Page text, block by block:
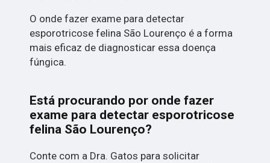
O onde fazer exame para detectar
esporotricose felina São Lourenço é a forma
mais eficaz de diagnosticar essa doença
fúngica.
Está procurando por onde fazer
exame para detectar esporotricose
felina São Lourenço?
Conte com a Dra. Gatos para solicitar